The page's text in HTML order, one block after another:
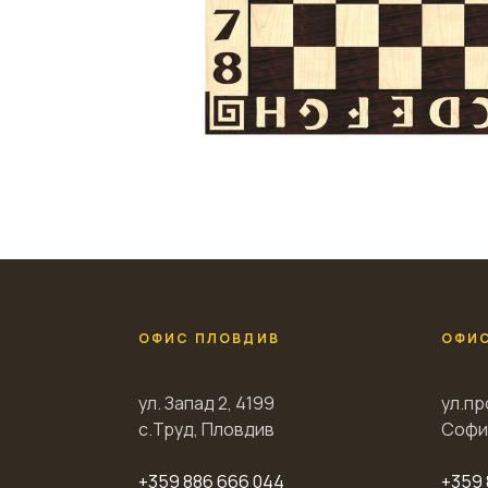
ОФИС ПЛОВДИВ
ул. Запад 2, 4199
с.Труд, Пловдив
+359 886 666 044 +359